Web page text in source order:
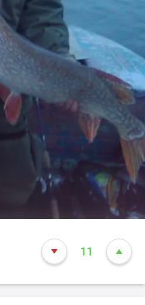
11